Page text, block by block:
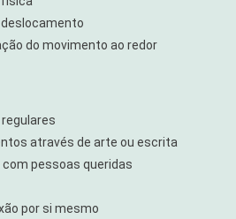
do movimento ao redor
através de arte ou escrita
pessoas queridas
por si mesmo